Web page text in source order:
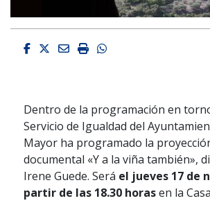
Facebook
Twitter
EmailImprimirWhatsapp
Dentro de la programación en
Servicio de Igualdad del
Mayor ha programado la
documental «Y a la viña también»,
Irene Guede. Será el jueves 17 de
partir de las 18.30 horasen la